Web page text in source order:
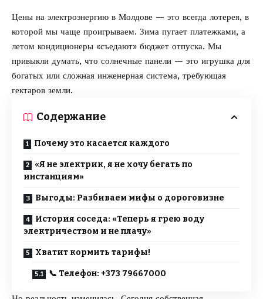
Цены на электроэнергию в Молдове — это всегда лотерея, в
которой мы чаще проигрываем. Зима пугает платежками, а
летом кондиционеры «съедают» бюджет отпуска. Мы
привыкли думать, что солнечные панели — это игрушка для
богатых или сложная инженерная система, требующая
гектаров земли.
Содержание
Почему это касается каждого
«Я не электрик, я не хочу бегать по
инстанциям»
Выгоды: Разбиваем мифы о дороговизне
История соседа: «Теперь я грею воду
электричеством и не плачу»
Хватит кормить тарифы!
📞 Телефон: +373 79667000